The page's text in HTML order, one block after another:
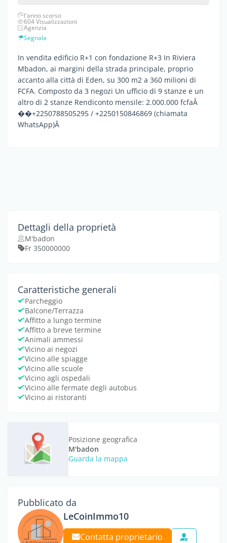
l'anno scorso
604 Visualizzazioni
Agenzia
Segnala
In vendita edificio R+1 con fondazione R+3 In Riviera
Mbadon, ai margini della strada principale, proprio
accanto alla città di Eden, su 300 m2 a 360 milioni di
FCFA. Composto da 3 negozi Un ufficio di 9 stanze e un
altro di 2 stanze Rendiconto mensile: 2.000.000 fcfaÂ
��+2250788505295 / +2250150846869 (chiamata
WhatsApp)Â
Dettagli della proprietà
M'badon
Fr 350000000
Caratteristiche generali
Parcheggio
Balcone/Terrazza
Affitto a lungo termine
Affitto a breve termine
Animali ammessi
Vicino ai negozi
Vicino alle spiagge
Vicino alle scuole
Vicino agli ospedali
Vicino alle fermate degli autobus
Vicino ai ristoranti
Posizione geografica
M'badon
Guarda la mappa
Pubblicato da
LeCoinImmo10
Contatta proprietario